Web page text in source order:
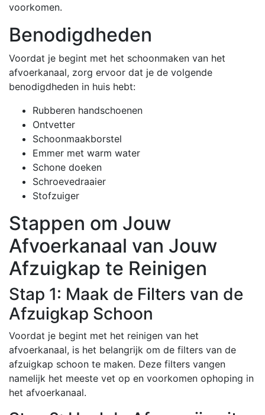
voorkomen.
Benodigdheden
Voordat je begint met het schoonmaken van het
afvoerkanaal, zorg ervoor dat je de volgende
benodigdheden in huis hebt:
Rubberen handschoenen
Ontvetter
Schoonmaakborstel
Emmer met warm water
Schone doeken
Schroevedraaier
Stofzuiger
Stappen om Jouw
Afvoerkanaal van Jouw
Afzuigkap te Reinigen
Stap 1: Maak de Filters van de
Afzuigkap Schoon
Voordat je begint met het reinigen van het
afvoerkanaal, is het belangrijk om de filters van de
afzuigkap schoon te maken. Deze filters vangen
namelijk het meeste vet op en voorkomen ophoping in
het afvoerkanaal.